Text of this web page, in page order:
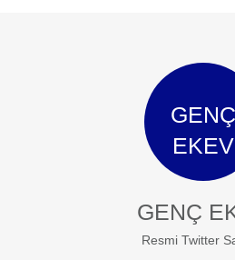
GENÇ
EKEV
GENÇ
Resmi Twitter